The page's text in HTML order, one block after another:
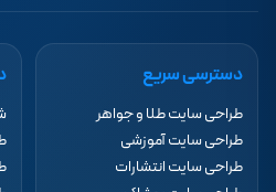
دسترسی سریع
طراحی سایت طلا و جواهر
طراحی سایت آموزشی
طراحی سایت انتشارات